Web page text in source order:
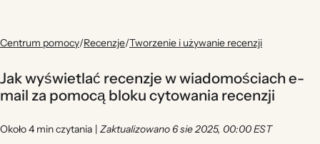
Centrum pomocy/Recenzje/Tworzenie i używanie recenzji
Jak wyświetlać recenzje w wiadomościach e-
mail za pomocą bloku cytowania recenzji
Około 4 min czytania | Zaktualizowano 6 sie 2025, 00:00 EST